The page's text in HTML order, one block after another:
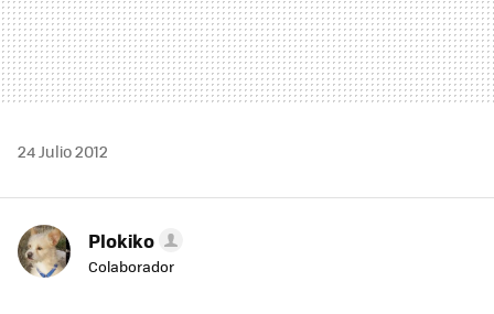
24 Julio 2012
Plokiko
Colaborador